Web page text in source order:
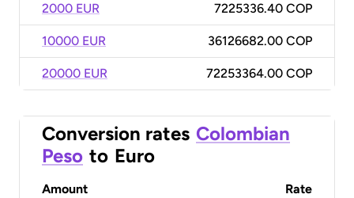
2000 EUR 7225336.40 COP
10000 EUR 36126682.00 COP
20000 EUR 72253364.00 COP
Conversion rates Colombian
Peso to Euro
Amount Rate